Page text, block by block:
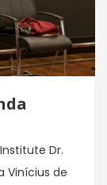
Dr.
Vinícius de